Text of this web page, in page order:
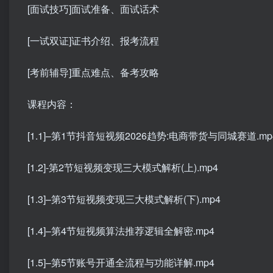
[面试技巧]面试准备、面试话术
[一试双证]证书介绍、报考流程
[考前辅导]重点难点、备考攻略
课程内容：
[1.1]–第1节抖音短视频2026趋势:电商带货与同城赛道
[1.2]-第2节短视频变现三大模式解析(上).mp4
[1.3]–第3节短视频变现三大模式解析(下).mp4
[1.4]–第4节短视频算法推荐逻辑全解密.mp4
[1.5]–第5节账号开通全流程与功能详解.mp4